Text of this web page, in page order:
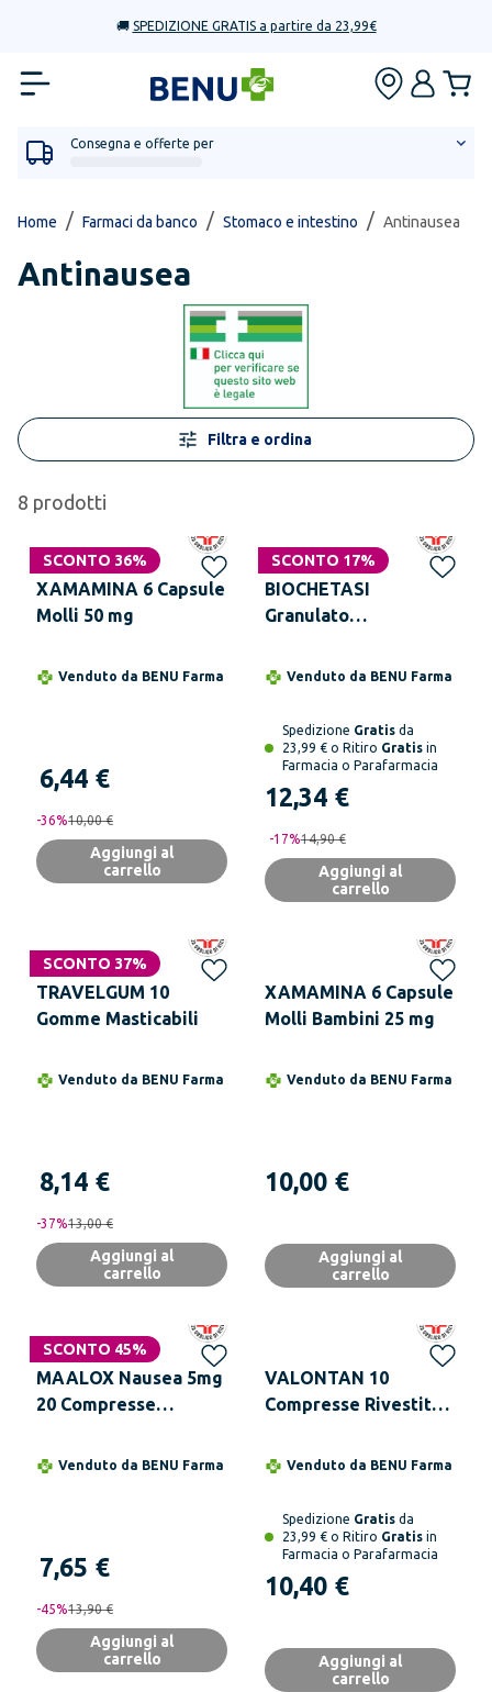
🚚 SPEDIZIONE GRATIS a partire da 23,99€
Consegna e offerte per
Home / Farmaci da banco / Stomaco e intestino / Antinausea
Antinausea
Filtra e ordina
8 prodotti
SCONTO 36%
XAMAMINA 6 Capsule
Molli 50 mg
Venduto da BENU Farma
6,44 €
-36%10,00 €
Aggiungi al
carrello
SCONTO 17%
BIOCHETASI
Granulato
Bustine
Venduto da BENU Farma
Spedizione Gratis da
23,99 € o Ritiro Gratis in
Farmacia o Parafarmacia
12,34 €
-17%14,90 €
Aggiungi al
carrello
SCONTO 37%
TRAVELGUM 10
Gomme Masticabili
Venduto da BENU Farma
8,14 €
-37%13,00 €
Aggiungi al
carrello
XAMAMINA 6 Capsule
Molli Bambini 25 mg
Venduto da BENU Farma
10,00 €
Aggiungi al
carrello
SCONTO 45%
MAALOX Nausea 5mg
20 Compresse
Trattamento Della
Venduto da BENU Farma
7,65 €
-45%13,90 €
Aggiungi al
carrello
VALONTAN 10
Compresse Rivestite
Venduto da BENU Farma
Spedizione Gratis da
23,99 € o Ritiro Gratis in
Farmacia o Parafarmacia
10,40 €
Aggiungi al
carrello